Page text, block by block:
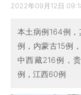
2022年09月12日
本土病例164例
例，内蒙古15例
中西藏216例，
例，江西60例